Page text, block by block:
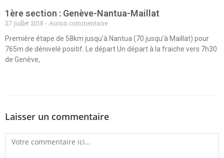
1ère section : Genève-Nantua-Maillat
27 juillet 2018
Aucun commentaire
Première étape de 58km jusqu’à Nantua (70 jusqu’à Maillat) pour
765m de dénivelé positif. Le départ Un départ à la fraiche vers 7h30
de Genève,
Laisser un commentaire